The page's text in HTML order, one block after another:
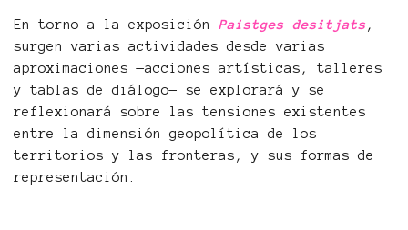
En torno a la exposición Paistges desitjats ,
surgen varias actividades desde varias
aproximaciones —acciones artísticas, talleres
y tablas de diálogo— se explorará y se
reflexionará sobre las tensiones existentes
entre la dimensión geopolítica de los
territorios y las fronteras, y sus formas de
representación.